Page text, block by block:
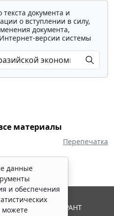
документа и
о вступлении в силу,
документа,
версии системы
материалы
Перепечатка
данные
и обеспечения
можете
2026. Система ГАРАНТ